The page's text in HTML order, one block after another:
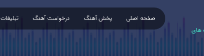
های
صفحه اصلی پخش آهنگ درخواست آهنگ تبلیغات